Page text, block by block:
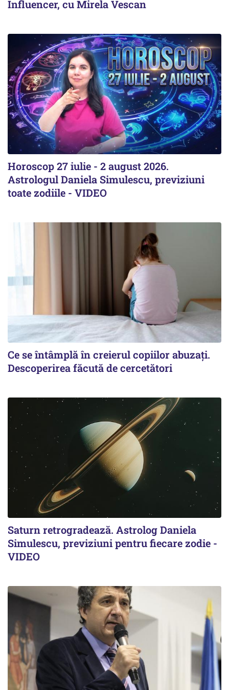
Influencer, cu Mirela Vescan
Horoscop 27 iulie - 2 august 2026.
Astrologul Daniela Simulescu, previziuni
toate zodiile - VIDEO
Ce se întâmplă în creierul copiilor abuzați.
Descoperirea făcută de cercetători
Saturn retrogradează. Astrolog Daniela
Simulescu, previziuni pentru fiecare zodie -
VIDEO